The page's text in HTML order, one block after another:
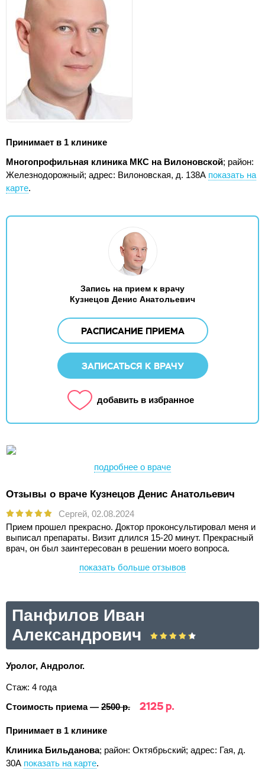
Принимает в 1 клинике
Многопрофильная клиника МКС на Вилоновской; район:
Железнодорожный; адрес: Вилоновская, д. 138А показать на
карте.
Запись на прием к врачу
Кузнецов Денис Анатольевич
РАСПИСАНИЕ ПРИЕМА
ЗАПИСАТЬСЯ К ВРАЧУ
добавить в избранное
подробнее о враче
Отзывы о враче Кузнецов Денис Анатольевич
Сергей, 02.08.2024
Прием прошел прекрасно. Доктор проконсультировал меня и
выписал препараты. Визит длился 15-20 минут. Прекрасный
врач, он был заинтересован в решении моего вопроса.
показать больше отзывов
Панфилов Иван
Александрович
Уролог, Андролог.
Стаж: 4 года
Стоимость приема — 2500 р. 2125 р.
Принимает в 1 клинике
Клиника Бильданова; район: Октябрьский; адрес: Гая, д.
30А показать на карте.